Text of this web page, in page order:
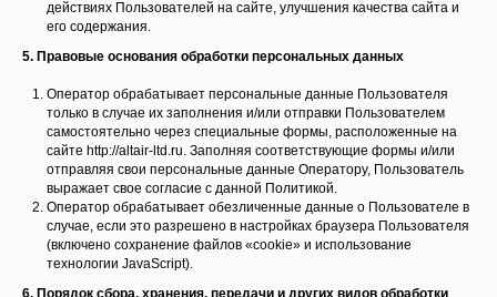
действиях Пользователей на сайте, улучшения качества сайта и
его содержания.
5. Правовые основания обработки персональных данных
Оператор обрабатывает персональные данные Пользователя
только в случае их заполнения и/или отправки Пользователем
самостоятельно через специальные формы, расположенные на
сайте http://altair-ltd.ru. Заполняя соответствующие формы и/или
отправляя свои персональные данные Оператору, Пользователь
выражает свое согласие с данной Политикой.
Оператор обрабатывает обезличенные данные о Пользователе в
случае, если это разрешено в настройках браузера Пользователя
(включено сохранение файлов «cookie» и использование
технологии JavaScript).
6. Порядок сбора, хранения, передачи и других видов обработки